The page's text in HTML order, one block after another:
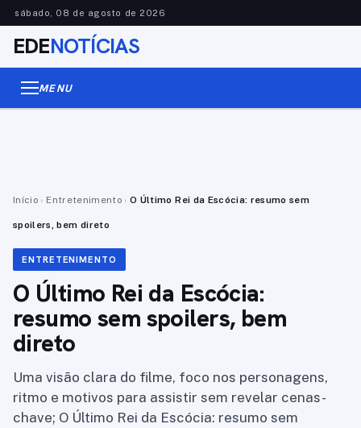
sábado, 08 de agosto de 2026
EDENOTÍCIAS
MENU
Início › Entretenimento › O Último Rei da Escócia: resumo sem
spoilers, bem direto
ENTRETENIMENTO
O Último Rei da Escócia:
resumo sem spoilers, bem
direto
Uma visão clara do filme, foco nos personagens,
ritmo e motivos para assistir sem revelar cenas-
chave; O Último Rei da Escócia: resumo sem